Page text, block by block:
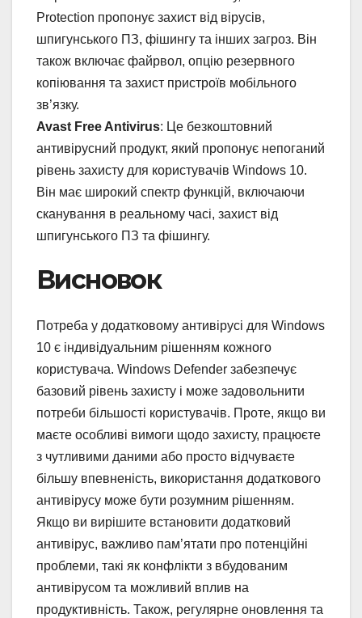
Protection пропонує захист від вірусів,
шпигунського ПЗ, фішингу та інших загроз. Він
також включає файрвол, опцію резервного
копіювання та захист пристроїв мобільного
зв’язку.
Avast Free Antivirus: Це безкоштовний
антивірусний продукт, який пропонує непоганий
рівень захисту для користувачів Windows 10.
Він має широкий спектр функцій, включаючи
сканування в реальному часі, захист від
шпигунського ПЗ та фішингу.
Висновок
Потреба у додатковому антивірусі для Windows
10 є індивідуальним рішенням кожного
користувача. Windows Defender забезпечує
базовий рівень захисту і може задовольнити
потреби більшості користувачів. Проте, якщо ви
маєте особливі вимоги щодо захисту, працюєте
з чутливими даними або просто відчуваєте
більшу впевненість, використання додаткового
антивірусу може бути розумним рішенням.
Якщо ви вирішите встановити додатковий
антивірус, важливо пам’ятати про потенційні
проблеми, такі як конфлікти з вбудованим
антивірусом та можливий вплив на
продуктивність. Також, регулярне оновлення та